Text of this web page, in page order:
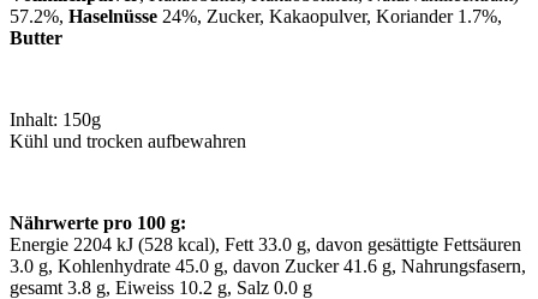
57.2%, Haselnüsse 24%, Zucker, Kakaopulver, Koriander 1.7%,
Butter
Inhalt: 150g
Kühl und trocken aufbewahren
Nährwerte pro 100 g:
Energie 2204 kJ (528 kcal), Fett 33.0 g, davon gesättigte Fettsäuren
3.0 g, Kohlenhydrate 45.0 g, davon Zucker 41.6 g, Nahrungsfasern,
gesamt 3.8 g, Eiweiss 10.2 g, Salz 0.0 g